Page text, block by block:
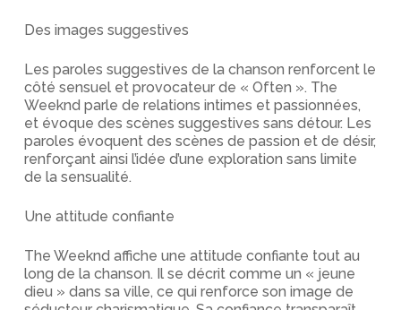
Des images suggestives
Les paroles suggestives de la chanson renforcent le
côté sensuel et provocateur de « Often ». The
Weeknd parle de relations intimes et passionnées,
et évoque des scènes suggestives sans détour. Les
paroles évoquent des scènes de passion et de désir,
renforçant ainsi l’idée d’une exploration sans limite
de la sensualité.
Une attitude confiante
The Weeknd affiche une attitude confiante tout au
long de la chanson. Il se décrit comme un « jeune
dieu » dans sa ville, ce qui renforce son image de